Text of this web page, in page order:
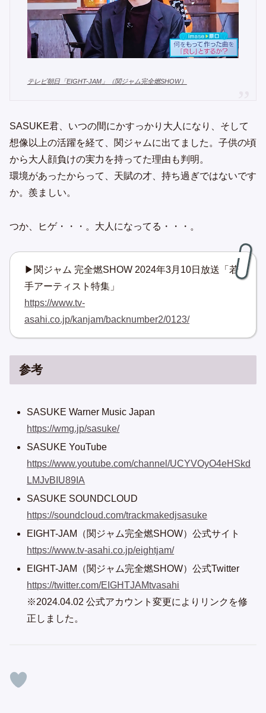
テレビ朝日「EIGHT-JAM」（関ジャム完全燃SHOW）
SASUKE君、いつの間にかすっかり大人になり、そして
想像以上の活躍を経て、関ジャムに出てました。子供の頃
から大人顔負けの実力を持ってた理由も判明。
環境があったからって、天賦の才、持ち過ぎではないです
か。羨ましい。
つか、ヒゲ・・・。大人になってる・・・。
▶関ジャム 完全燃SHOW 2024年3月10日放送「若
手アーティスト特集」
https://www.tv-
asahi.co.jp/kanjam/backnumber2/0123/
参考
SASUKE Warner Music Japan
https://wmg.jp/sasuke/
SASUKE YouTube
https://www.youtube.com/channel/UCYVOyO4eHSkd
LMJvBIU89IA
SASUKE SOUNDCLOUD
https://soundcloud.com/trackmakedjsasuke
EIGHT-JAM（関ジャム完全燃SHOW）公式サイト
https://www.tv-asahi.co.jp/eightjam/
EIGHT-JAM（関ジャム完全燃SHOW）公式Twitter
https://twitter.com/EIGHTJAMtvasahi
※2024.04.02 公式アカウント変更によりリンクを修
正しました。